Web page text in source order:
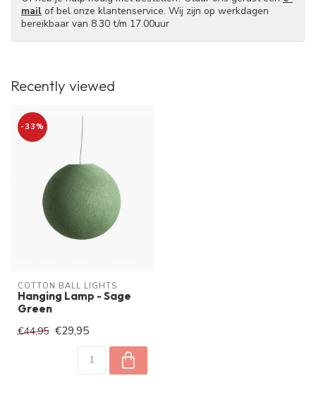
mail of bel onze klantenservice. Wij zijn op werkdagen
bereikbaar van 8.30 t/m 17.00uur
Recently viewed
-33%
COTTON BALL LIGHTS
Hanging Lamp - Sage
Green
€44,95 €29,95